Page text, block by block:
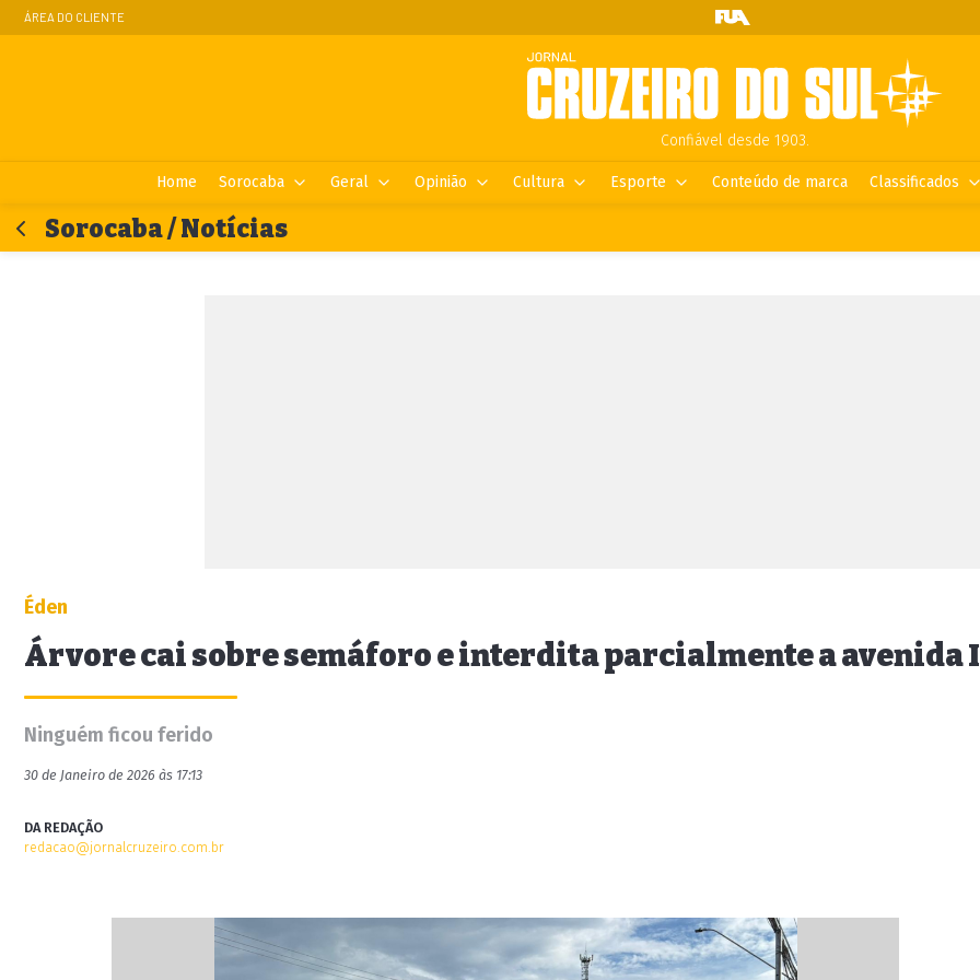
ÁREA DO CLIENTE
Confiável desde 1903.
Home Sorocaba Geral Opinião Cultura Esporte Conteúdo de marca Classificados
Sorocaba / Notícias
Éden
Árvore cai sobre semáforo e interdita parcialmente a avenida
Ninguém ficou ferido
30 de Janeiro de 2026 às 17:13
DA REDAÇÃO
redacao@jornalcruzeiro.com.br